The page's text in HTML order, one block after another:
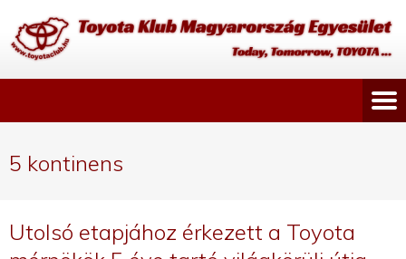
5 kontinens
Utolsó etapjához érkezett a Toyota